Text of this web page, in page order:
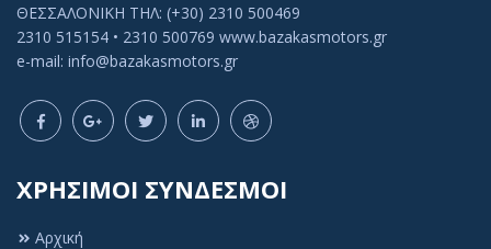
ΘΕΣΣΑΛΟΝΙΚΗ ΤΗΛ: (+30) 2310 500469
2310 515154 • 2310 500769 www.bazakasmotors.gr
e-mail: info@bazakasmotors.gr
ΧΡΗΣΙΜΟΙ ΣΥΝΔΕΣΜΟΙ
Αρχική